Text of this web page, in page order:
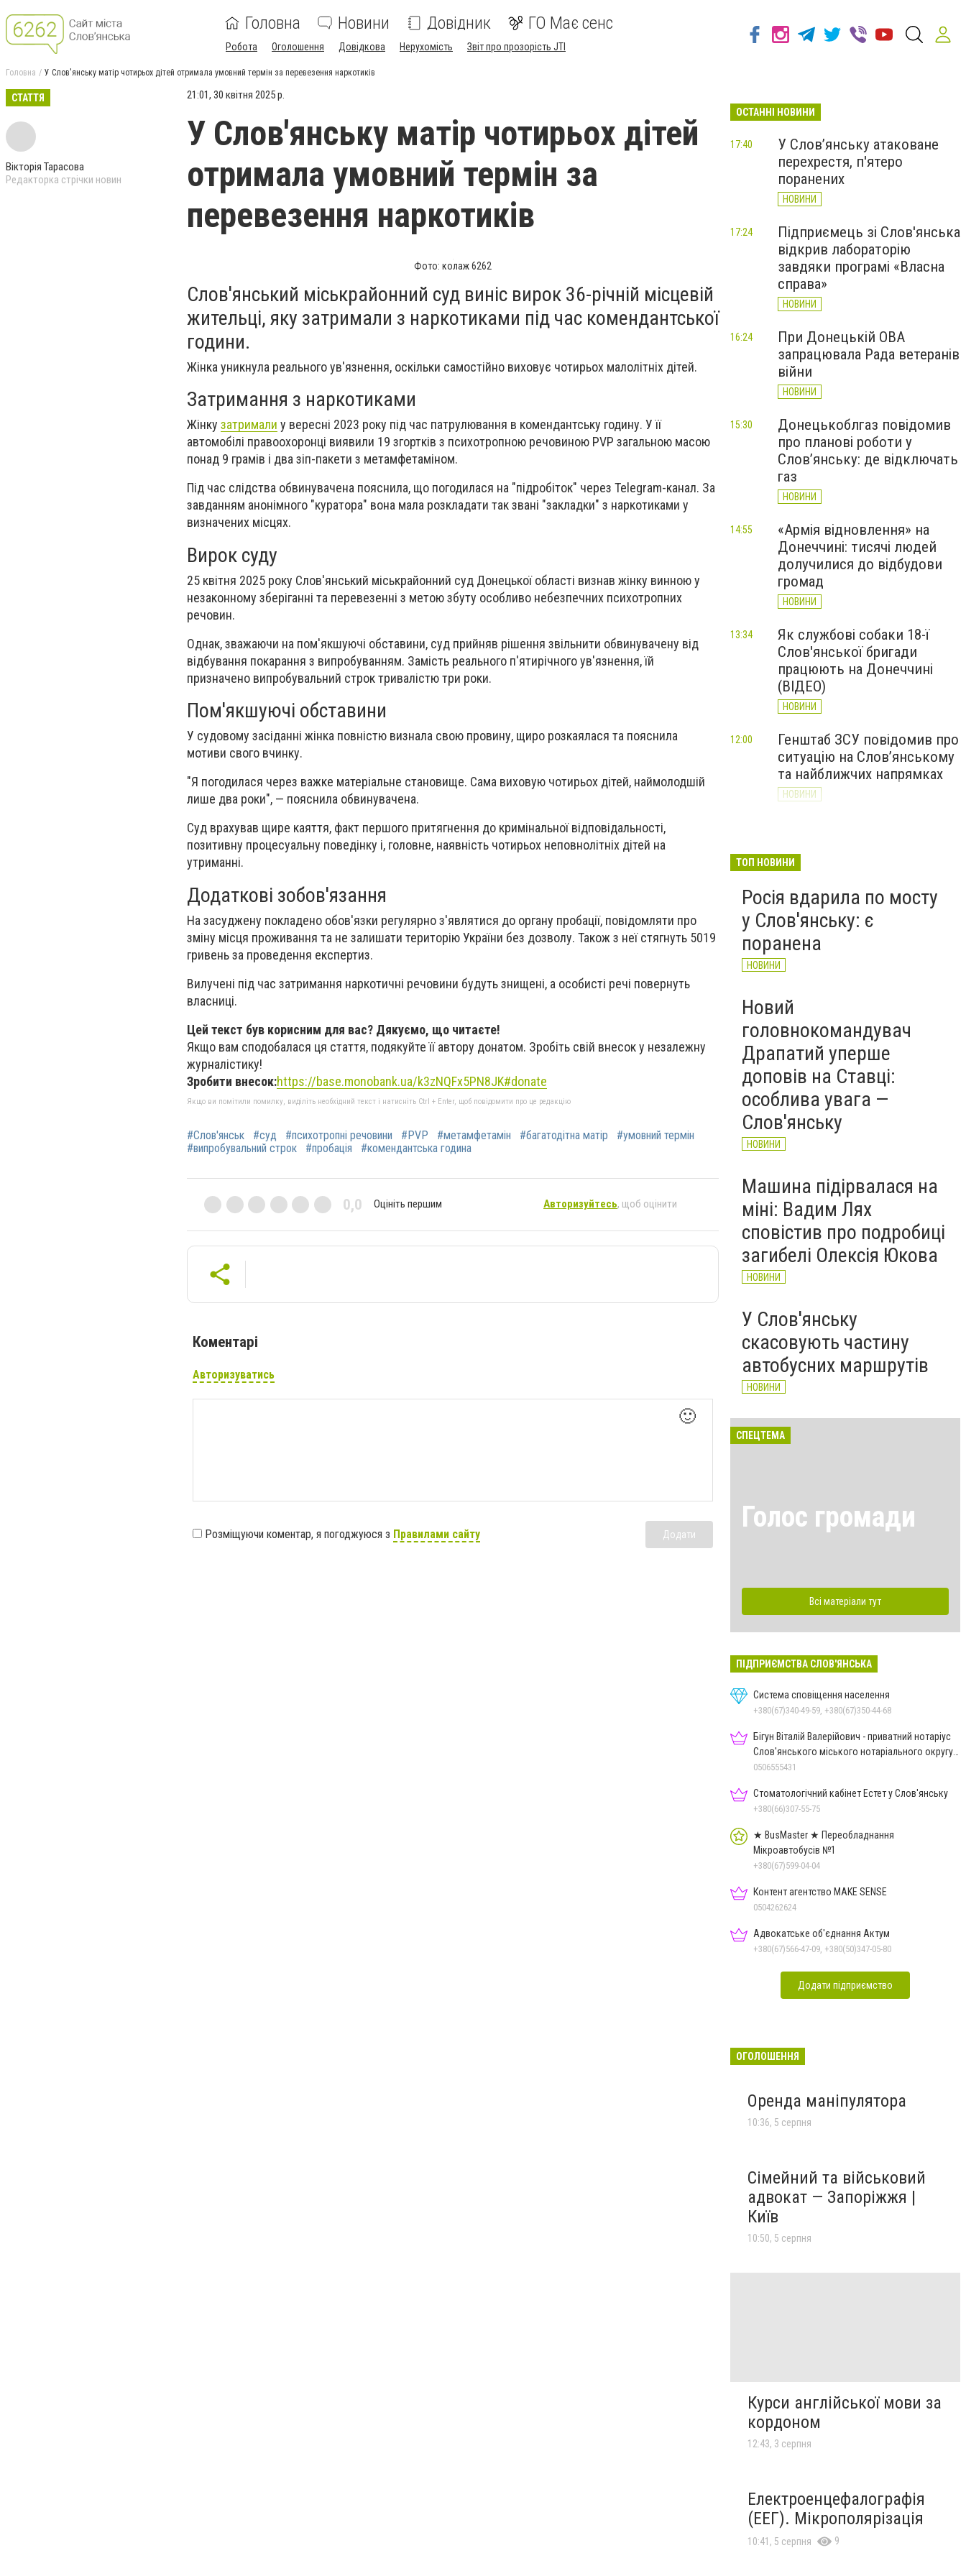
Головна Новини Довідник ГО Має сенс
Робота Оголошення Довідкова Нерухомість Звіт про прозорість JTI
Головна У Слов'янську матір чотирьох дітей отримала умовний термін за перевезення наркотиків
СТАТТЯ
Вікторія Тарасова
Редакторка стрічки новин
21:01, 30 квітня 2025 р.
У Слов'янську матір чотирьох дітей
отримала умовний термін за
перевезення наркотиків
Фото: колаж 6262
Слов'янський міськрайонний суд виніс вирок 36-річній місцевій
жительці, яку затримали з наркотиками під час комендантської
години.
Жінка уникнула реального ув'язнення, оскільки самостійно виховує чотирьох малолітніх дітей.
Затримання з наркотиками
Жінку затримали у вересні 2023 року під час патрулювання в комендантську годину. У її
автомобілі правоохоронці виявили 19 згортків з психотропною речовиною PVP загальною масою
понад 9 грамів і два зіп-пакети з метамфетаміном.
Під час слідства обвинувачена пояснила, що погодилася на "підробіток" через Telegram-канал. За
завданням анонімного "куратора" вона мала розкладати так звані "закладки" з наркотиками у
визначених місцях.
Вирок суду
25 квітня 2025 року Слов'янський міськрайонний суд Донецької області визнав жінку винною у
незаконному зберіганні та перевезенні з метою збуту особливо небезпечних психотропних
речовин.
Однак, зважаючи на пом'якшуючі обставини, суд прийняв рішення звільнити обвинувачену від
відбування покарання з випробуванням. Замість реального п'ятирічного ув'язнення, їй
призначено випробувальний строк тривалістю три роки.
Пом'якшуючі обставини
У судовому засіданні жінка повністю визнала свою провину, щиро розкаялася та пояснила
мотиви свого вчинку.
"Я погодилася через важке матеріальне становище. Сама виховую чотирьох дітей, наймолодшій
лише два роки", — пояснила обвинувачена.
Суд врахував щире каяття, факт першого притягнення до кримінальної відповідальності,
позитивну процесуальну поведінку і, головне, наявність чотирьох неповнолітніх дітей на
утриманні.
Додаткові зобов'язання
На засуджену покладено обов'язки регулярно з'являтися до органу пробації, повідомляти про
зміну місця проживання та не залишати територію України без дозволу. Також з неї стягнуть 5019
гривень за проведення експертиз.
Вилучені під час затримання наркотичні речовини будуть знищені, а особисті речі повернуть
власниці.
Цей текст був корисним для вас? Дякуємо, що читаєте!
Якщо вам сподобалася ця стаття, подякуйте її автору донатом. Зробіть свій внесок у незалежну
журналістику!
Зробити внесок:https://base.monobank.ua/k3zNQFx5PN8JK#donate
Якщо ви помітили помилку, виділіть необхідний текст і натисніть Ctrl + Enter, щоб повідомити про це редакцію
#Слов'янськ #суд #психотропні речовини #PVP #метамфетамін #багатодітна матір
#умовний термін
#випробувальний строк
#пробація #комендантська година
0,0 Оцініть першим Авторизуйтесь, щоб оцінити
Коментарі
Авторизуватись
🙂
Розміщуючи коментар, я погоджуюся з Правилами сайту Додати
ОСТАННІ НОВИНИ
У Слов’янську атаковане
перехрестя, п'ятеро
поранених
НОВИНИ
17:40
Підприємець зі Слов'янська
відкрив лабораторію
завдяки програмі «Власна
справа»
НОВИНИ
17:24
При Донецькій ОВА
запрацювала Рада ветеранів
війни
НОВИНИ
16:24
Донецькоблгаз повідомив
про планові роботи у
Слов’янську: де відключать
газ
НОВИНИ
15:30
«Армія відновлення» на
Донеччині: тисячі людей
долучилися до відбудови
громад
НОВИНИ
14:55
Як службові собаки 18-ї
Слов'янської бригади
працюють на Донеччині
(ВІДЕО)
НОВИНИ
13:34
Генштаб ЗСУ повідомив про
ситуацію на Слов’янському
та найближчих напрямках
НОВИНИ
12:00
великої війни: 7 серпня
ТОП НОВИНИ
Росія вдарила по мосту
у Слов'янську: є
поранена
НОВИНИ
Новий
головнокомандувач
Драпатий уперше
доповів на Ставці:
особлива увага —
Слов'янську
НОВИНИ
Машина підірвалася на
міні: Вадим Лях
сповістив про подробиці
загибелі Олексія Юкова
НОВИНИ
У Слов'янську
скасовують частину
автобусних маршрутів
НОВИНИ
СПЕЦТЕМА
Голос громади
Всі матеріали тут
ПІДПРИЄМСТВА СЛОВ'ЯНСЬКА
Система сповіщення населення
+380(67)340-49-59, +380(67)350-44-68
Бігун Віталій Валерійович - приватний нотаріус
Слов'янського міського нотаріального округу
Дон.обл.
0506555431
Стоматологічний кабінет Естет у Слов'янську
+380(66)307-55-75
★ BusMaster ★ Переобладнання
Мікроавтобусів №1
+380(67)599-04-04
Контент агентство MAKE SENSE
0504262624
Адвокатське об'єднання Актум
+380(67)566-47-09, +380(50)347-05-80
Додати підприємство
ОГОЛОШЕННЯ
Оренда маніпулятора
10:36, 5 серпня
Сімейний та військовий
адвокат — Запоріжжя |
Київ
10:50, 5 серпня
Курси англійської мови за
кордоном
12:43, 3 серпня
Електроенцефалографія
(ЕЕГ). Мікрополярізація
10:41, 5 серпня 9